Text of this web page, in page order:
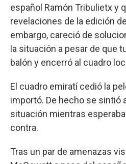
español Ramón Tribulietx y
revelaciones de la edición
embargo, careció de
la situación a pesar de que
balón y encerró al cuadro
El cuadro emiratí cedió la
importó. De hecho se sintió
situación mientras
contra.
Tras un par de amenazas